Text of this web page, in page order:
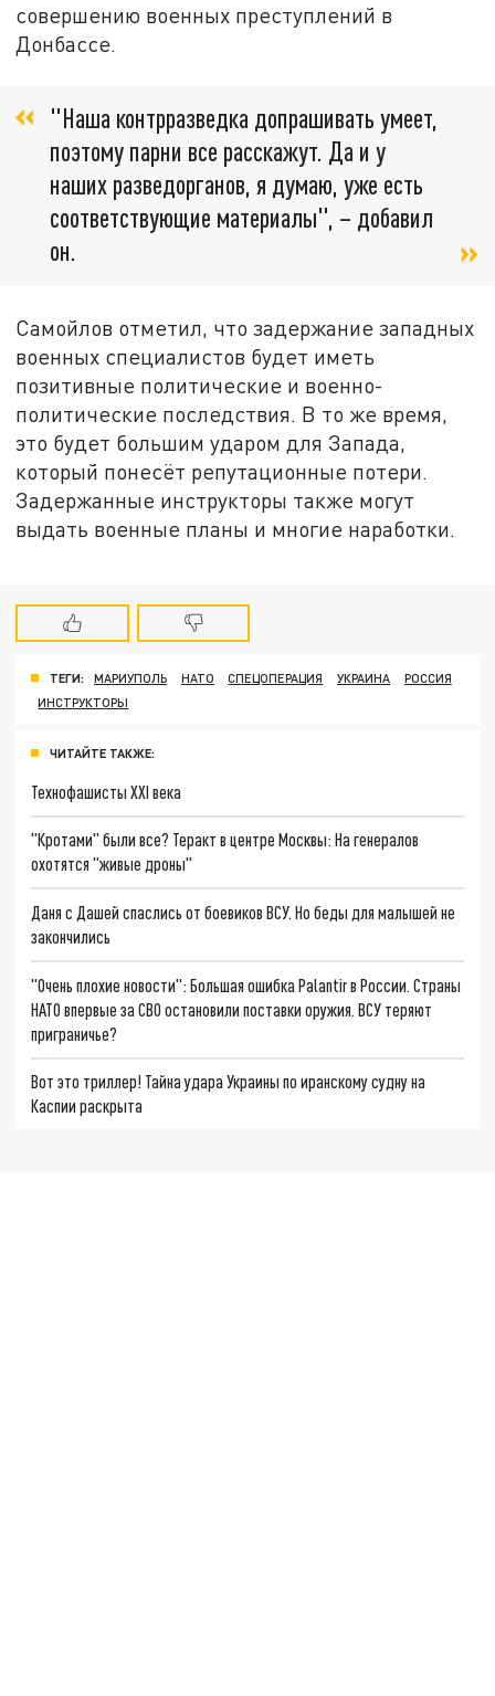
совершению военных преступлений в
Донбассе.
"Наша контрразведка допрашивать умеет,
поэтому парни все расскажут. Да и у
наших разведорганов, я думаю, уже есть
соответствующие материалы", – добавил
он.
Самойлов отметил, что задержание западных
военных специалистов будет иметь
позитивные политические и военно-
политические последствия. В то же время,
это будет большим ударом для Запада,
который понесёт репутационные потери.
Задержанные инструкторы также могут
выдать военные планы и многие наработки.
ТЕГИ: МАРИУПОЛЬ НАТО СПЕЦОПЕРАЦИЯ УКРАИНА
РОССИЯ
ИНСТРУКТОРЫ
ЧИТАЙТЕ ТАКЖЕ:
Технофашисты XXI века
"Кротами" были все? Теракт в центре Москвы: На генералов
охотятся "живые дроны"
Даня с Дашей спаслись от боевиков ВСУ. Но беды для малышей не
закончились
"Очень плохие новости": Большая ошибка Palantir в России. Страны
НАТО впервые за СВО остановили поставки оружия. ВСУ теряют
приграничье?
Вот это триллер! Тайна удара Украины по иранскому судну на
Каспии раскрыта